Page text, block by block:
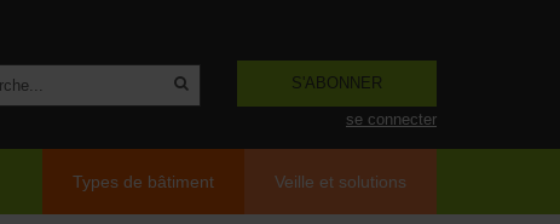
S'ABONNER
se connecter
Types de bâtiment Veille et solutions